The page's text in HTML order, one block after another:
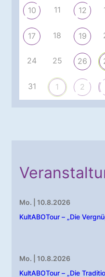
10 11 12
17 18 19
24 25 26
31 1 2
Mo. | 10.8.2026
KultABOTour – „Die
Mo. | 10.8.2026
KultABOTour – „Die